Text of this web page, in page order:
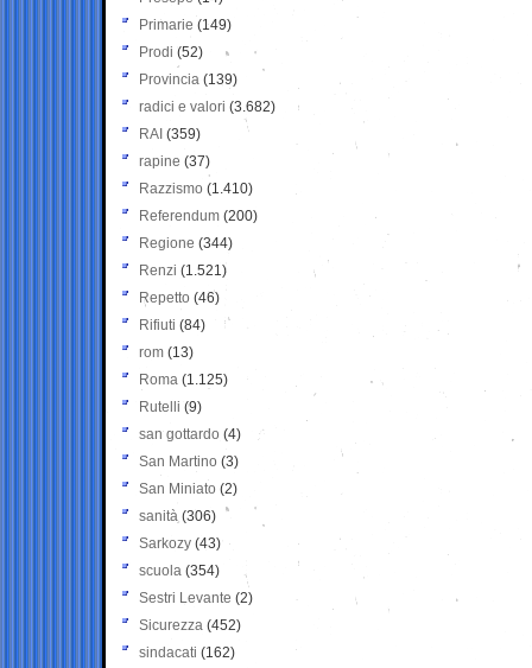
Primarie (149)
Prodi (52)
Provincia (139)
radici e valori (3.682)
RAI (359)
rapine (37)
Razzismo (1.410)
Referendum (200)
Regione (344)
Renzi (1.521)
Repetto (46)
Rifiuti (84)
rom (13)
Roma (1.125)
Rutelli (9)
san gottardo (4)
San Martino (3)
San Miniato (2)
sanità (306)
Sarkozy (43)
scuola (354)
Sestri Levante (2)
Sicurezza (452)
sindacati (162)